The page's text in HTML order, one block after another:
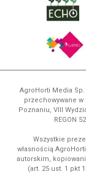
AgroHorti Media
przechowywane w
Poznaniu, VIII
REGON
Wszystkie
własnością
autorskim,
(art. 25 ust. 1 pkt